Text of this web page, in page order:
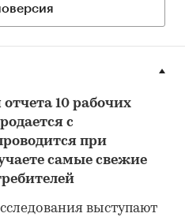
10 рабочих
с
при
самые свежие
выступают